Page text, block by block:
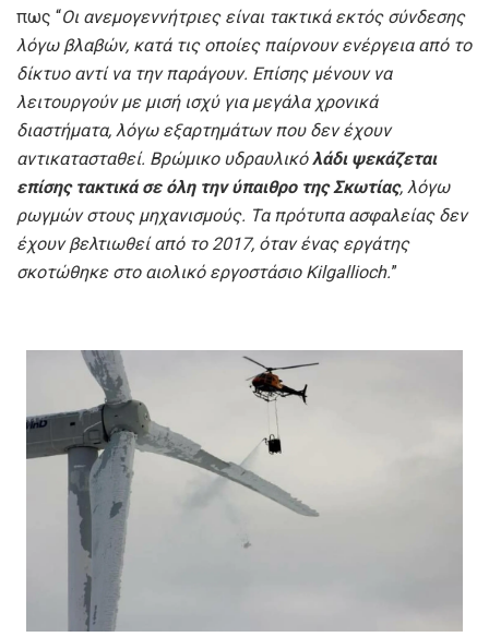
πως “Οι ανεμογεννήτριες είναι τακτικά εκτός σύνδεσης
λόγω βλαβών, κατά τις οποίες παίρνουν ενέργεια από το
δίκτυο αντί να την παράγουν. Επίσης μένουν να
λειτουργούν με μισή ισχύ για μεγάλα χρονικά
διαστήματα, λόγω εξαρτημάτων που δεν έχουν
αντικατασταθεί. Βρώμικο υδραυλικό λάδι ψεκάζεται
επίσης τακτικά σε όλη την ύπαιθρο της Σκωτίας, λόγω
ρωγμών στους μηχανισμούς. Τα πρότυπα ασφαλείας δεν
έχουν βελτιωθεί από το 2017, όταν ένας εργάτης
σκοτώθηκε στο αιολικό εργοστάσιο Kilgallioch.”